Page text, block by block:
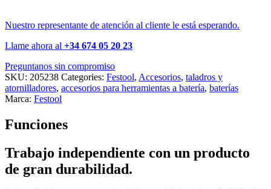
Nuestro representante de atención al cliente le está esperando.
Llame ahora al +34 674 05 20 23
Preguntanos sin compromiso
SKU: 205238 Categories: Festool, Accesorios, taladros y
atornilladores, accesorios para herramientas a batería, baterías
Marca: Festool
Funciones
Trabajo independiente con un producto
de gran durabilidad.